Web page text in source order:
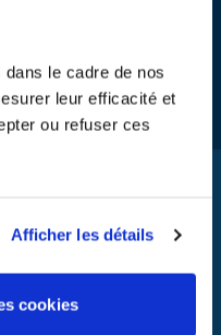
le cadre de nos
leur efficacité et
ou refuser ces
Afficher les détails
cookies
de consultation
conformes à la